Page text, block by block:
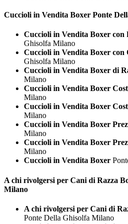
Cuccioli in Vendita Boxer Ponte
Cuccioli in Vendita Boxer con
Ghisolfa Milano
Cuccioli in Vendita Boxer con
Ghisolfa Milano
Cuccioli in Vendita Boxer di
Milano
Cuccioli in Vendita Boxer
Milano
Cuccioli in Vendita Boxer
Milano
Cuccioli in Vendita Boxer
Milano
Cuccioli in Vendita Boxer
Milano
Cuccioli in Vendita Boxer
A chi rivolgersi per Cani di Razza
Milano
A chi rivolgersi per Cani di
Ponte Della Ghisolfa Milano